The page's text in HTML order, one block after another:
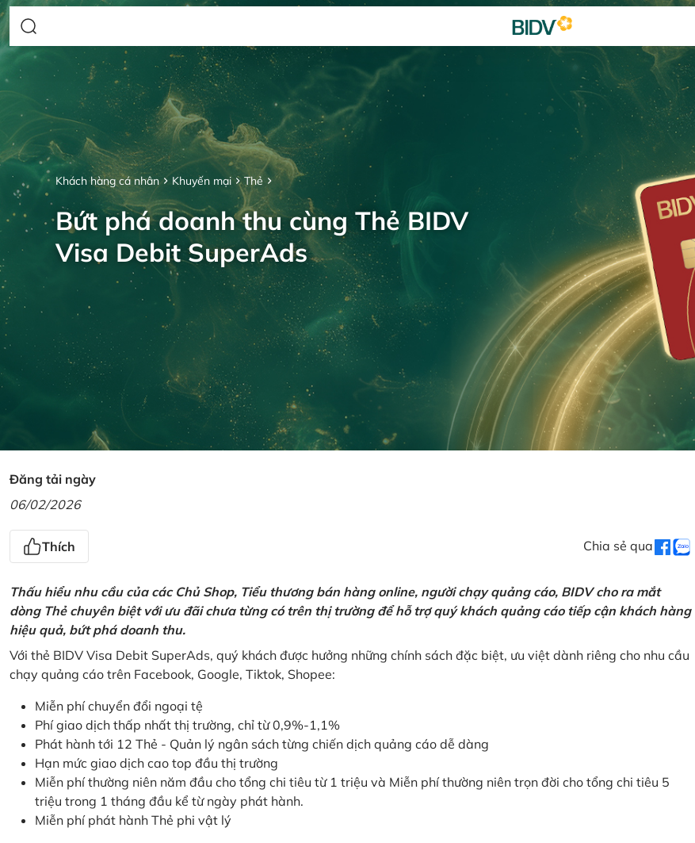
Khách hàng cá nhân Khuyến mại Thẻ
Bứt phá doanh thu cùng Thẻ BIDV
Visa Debit SuperAds
Đăng tải ngày
06/02/2026
Thích Chia sẻ qua
Thấu hiểu nhu cầu của các Chủ Shop, Tiểu thương bán hàng online, người chạy quảng cáo, BIDV cho ra mắt
dòng Thẻ chuyên biệt với ưu đãi chưa từng có trên thị trường để hỗ trợ quý khách quảng cáo tiếp cận khách hàng
hiệu quả, bứt phá doanh thu.
Với thẻ BIDV Visa Debit SuperAds, quý khách được hưởng những chính sách đặc biệt, ưu việt dành riêng cho nhu cầu
chạy quảng cáo trên Facebook, Google, Tiktok, Shopee:
Miễn phí chuyển đổi ngoại tệ
Phí giao dịch thấp nhất thị trường, chỉ từ 0,9%-1,1%
Phát hành tới 12 Thẻ - Quản lý ngân sách từng chiến dịch quảng cáo dễ dàng
Hạn mức giao dịch cao top đầu thị trường
Miễn phí thường niên năm đầu cho tổng chi tiêu từ 1 triệu và Miễn phí thường niên trọn đời cho tổng chi tiêu 5
triệu trong 1 tháng đầu kể từ ngày phát hành.
Miễn phí phát hành Thẻ phi vật lý